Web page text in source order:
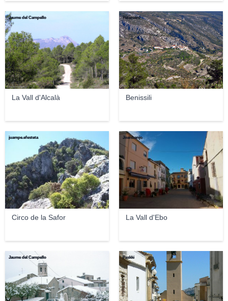
La Vall d'Alcalà
Jaume del Campello
Benissili
Petercero
Circo de la Safor
juampe.efesteta
La Vall d'Ebo
Joanbanjo
Jaume del Campello Paskki